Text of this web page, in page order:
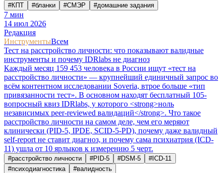
#КПТ #бланки #СМЭР #домашние задания
7 мин
14 июл 2026
Редакция
ИнструментыВсем
Тест на расстройство личности: что показывают валидные
инструменты и почему IDRlabs не диагноз
Каждый месяц 159 453 человека в России ищут «тест на
расстройство личности» — крупнейший единичный запрос во
всём контентном исследовании Soveria, втрое больше «тип
привязанности тест». В основном находят бесплатный 105-
вопросный квиз IDRlabs, у которого <strong>ноль
независимых peer-reviewed валидаций</strong>. Что такое
расстройство личности на самом деле, чем его меряют
клинически (PID-5, IPDE, SCID-5-PD), почему даже валидный
self-report не ставит диагноз, и почему сама психиатрия (ICD-
11) ушла от 10 ярлыков к измерению 5 черт.
#расстройство личности #PID-5 #DSM-5 #ICD-11
#психодиагностика #валидность